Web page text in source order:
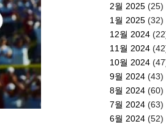
2월 2025 (25)
1월 2025 (32)
12월 2024
11월 2024
10월 2024
9월 2024 (43)
8월 2024 (60)
7월 2024 (63)
6월 2024 (52)